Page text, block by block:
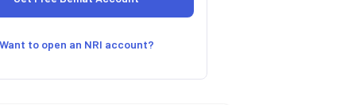
Want to open an NRI account?